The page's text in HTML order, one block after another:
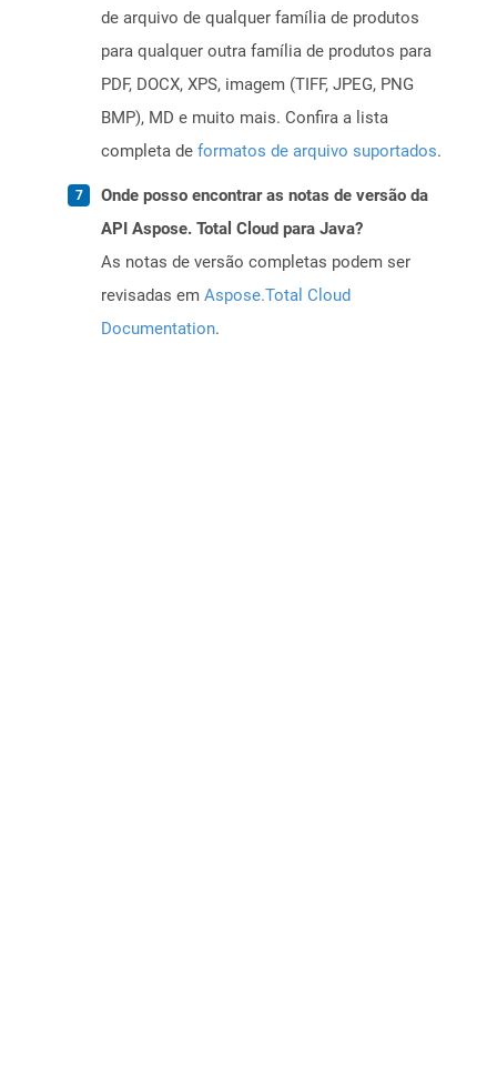
de arquivo de qualquer família de produtos
para qualquer outra família de produtos para
PDF, DOCX, XPS, imagem (TIFF, JPEG, PNG
BMP), MD e muito mais. Confira a lista
completa de formatos de arquivo suportados.
Onde posso encontrar as notas de versão da
API Aspose. Total Cloud para Java?
As notas de versão completas podem ser
revisadas em Aspose.Total Cloud
Documentation.